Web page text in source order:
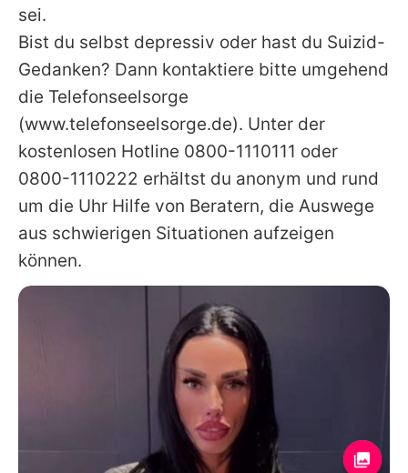
sei.
Bist du selbst depressiv oder hast du Suizid-
Gedanken? Dann kontaktiere bitte umgehend
die Telefonseelsorge
(www.telefonseelsorge.de). Unter der
kostenlosen Hotline 0800-1110111 oder
0800-1110222 erhältst du anonym und rund
um die Uhr Hilfe von Beratern, die Auswege
aus schwierigen Situationen aufzeigen
können.